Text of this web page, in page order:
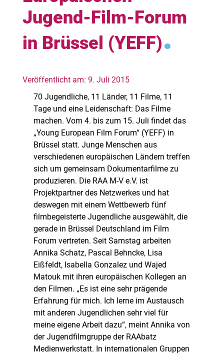
Jugend-Film-Forum
in Brüssel (YEFF).
Veröffentlicht am: 9. Juli 2015
70 Jugendliche, 11 Länder, 11 Filme, 11
Tage und eine Leidenschaft: Das Filme
machen. Vom 4. bis zum 15. Juli findet das
„Young European Film Forum“ (YEFF) in
Brüssel statt. Junge Menschen aus
verschiedenen europäischen Ländern treffen
sich um gemeinsam Dokumentarfilme zu
produzieren. Die RAA M-V e.V. ist
Projektpartner des Netzwerkes und hat
deswegen mit einem Wettbewerb fünf
filmbegeisterte Jugendliche ausgewählt, die
gerade in Brüssel Deutschland im Film
Forum vertreten. Seit Samstag arbeiten
Annika Schatz, Pascal Behncke, Lisa
Eißfeldt, Isabella Gonzalez und Wajed
Matouk mit ihren europäischen Kollegen an
den Filmen. „Es ist eine sehr prägende
Erfahrung für mich. Ich lerne im Austausch
mit anderen Jugendlichen sehr viel für
meine eigene Arbeit dazu“, meint Annika von
der Jugendfilmgruppe der RAAbatz
Medienwerkstatt. In internationalen Gruppen